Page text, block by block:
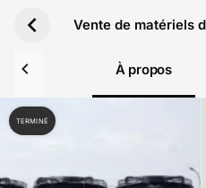
Vente de matériels
À propos
TERMINÉ